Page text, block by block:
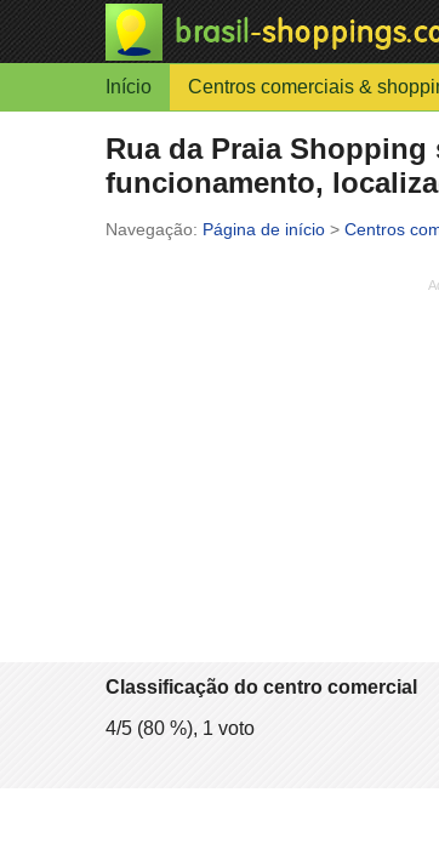
Início Centros comerciais &
Rua da Praia
funcionamento,
Página de início > Centros
Classificação do centro comercial
4/5 (80 %), 1 voto